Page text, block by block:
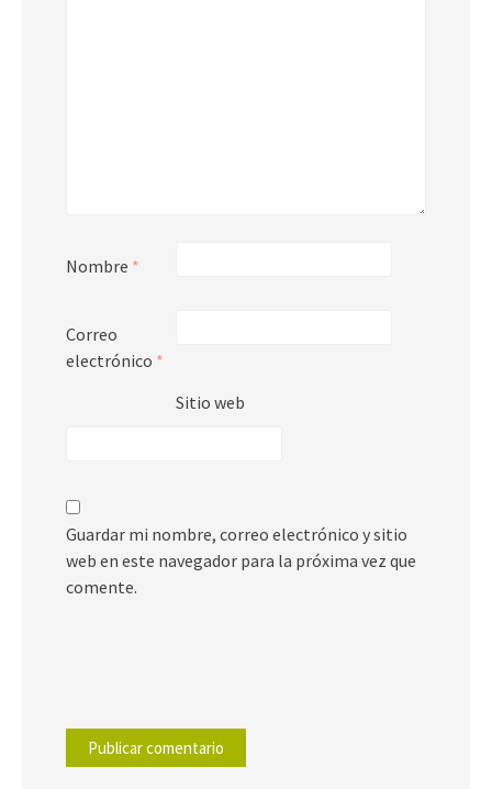
Nombre *
Correo
electrónico *
Sitio web
Guardar mi nombre, correo electrónico y sitio
web en este navegador para la próxima vez que
comente.